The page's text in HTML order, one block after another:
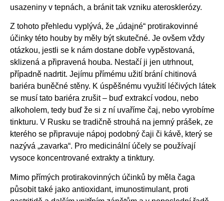
usazeniny v tepnách, a bránit tak vzniku aterosklerózy.
Z tohoto přehledu vyplývá, že „údajné“ protirakovinné
účinky této houby by měly být skutečné. Je ovšem vždy
otázkou, jestli se k nám dostane dobře vypěstovaná,
sklizená a připravená houba. Nestačí ji jen utrhnout,
případně nadrtit. Jejímu přímému užití brání chitinová
bariéra buněčné stěny. K úspěšnému využití léčivých látek
se musí tato bariéra zrušit – buď extrakcí vodou, nebo
alkoholem, tedy buď že si z ní uvaříme čaj, nebo vyrobíme
tinkturu. V Rusku se tradičně strouhá na jemný prášek, ze
kterého se připravuje nápoj podobný čaji či kávě, který se
nazývá „zavarka“. Pro medicinální účely se používají
vysoce koncentrované extrakty a tinktury.
Mimo přímých protirakovinných účinků by měla čaga
působit také jako antioxidant, imunostimulant, proti